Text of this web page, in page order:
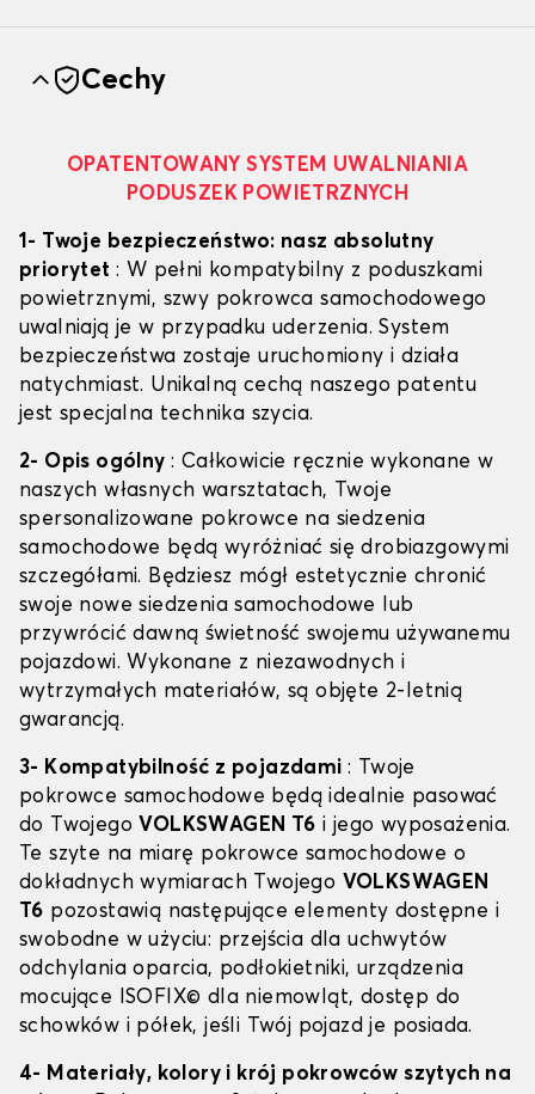
Cechy
OPATENTOWANY SYSTEM UWALNIANIA
PODUSZEK POWIETRZNYCH
1- Twoje bezpieczeństwo: nasz absolutny
priorytet: W pełni kompatybilny z poduszkami
powietrznymi, szwy pokrowca samochodowego
uwalniają je w przypadku uderzenia. System
bezpieczeństwa zostaje uruchomiony i działa
natychmiast. Unikalną cechą naszego patentu
jest specjalna technika szycia.
2- Opis ogólny : Całkowicie ręcznie wykonane w
naszych własnych warsztatach, Twoje
spersonalizowane pokrowce na siedzenia
samochodowe będą wyróżniać się drobiazgowymi
szczegółami. Będziesz mógł estetycznie chronić
swoje nowe siedzenia samochodowe lub
przywrócić dawną świetność swojemu używanemu
pojazdowi. Wykonane z niezawodnych i
wytrzymałych materiałów, są objęte 2-letnią
gwarancją.
3- Kompatybilność z pojazdami : Twoje
pokrowce samochodowe będą idealnie pasować
do Twojego VOLKSWAGEN T6 i jego wyposażenia.
Te szyte na miarę pokrowce samochodowe o
dokładnych wymiarach Twojego VOLKSWAGEN
T6 pozostawią następujące elementy dostępne i
swobodne w użyciu: przejścia dla uchwytów
odchylania oparcia, podłokietniki, urządzenia
mocujące ISOFIX© dla niemowląt, dostęp do
schowków i półek, jeśli Twój pojazd je posiada.
4- Materiały, kolory i krój pokrowców szytych na